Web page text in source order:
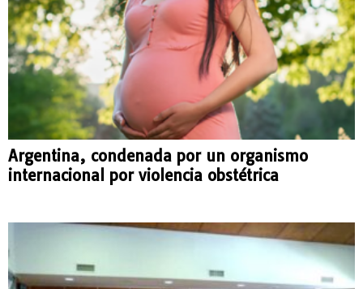
Argentina, condenada por un organismo
internacional por violencia obstétrica